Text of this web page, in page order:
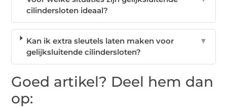
cilindersloten ideaal?
Kan ik extra sleutels laten maken voor
gelijksluitende cilindersloten?
▼
Goed artikel? Deel hem dan
op: